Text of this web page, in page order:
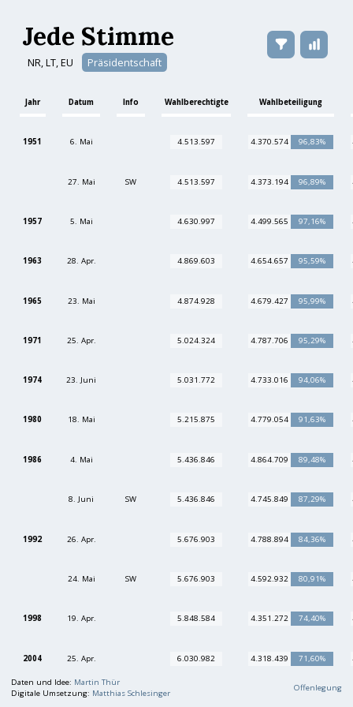
Jede Stimme
NR, LT, EU Präsidentschaft
Jahr Datum Info Wahlberechtigte Wahlbeteiligung
1951 6. Mai 4.513.597 4.370.574 96,83%
27. Mai SW 4.513.597 4.373.194 96,89%
1957 5. Mai 4.630.997 4.499.565 97,16%
1963 28. Apr. 4.869.603 4.654.657 95,59%
1965 23. Mai 4.874.928 4.679.427 95,99%
1971 25. Apr. 5.024.324 4.787.706 95,29%
1974 23. Juni 5.031.772 4.733.016 94,06%
1980 18. Mai 5.215.875 4.779.054 91,63%
1986 4. Mai 5.436.846 4.864.709 89,48%
8. Juni SW 5.436.846 4.745.849 87,29%
1992 26. Apr. 5.676.903 4.788.894 84,36%
24. Mai SW 5.676.903 4.592.932 80,91%
1998 19. Apr. 5.848.584 4.351.272 74,40%
2004 25. Apr. 6.030.982 4.318.439 71,60%
2010 25. Apr.
Daten und Idee: Martin Thür
Digitale Umsetzung: Matthias Schlesinger
Offenlegung